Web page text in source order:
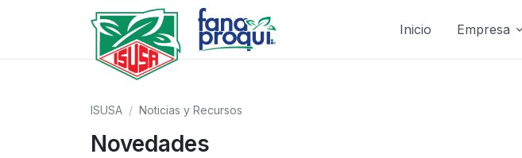
Inicio Empresa
ISUSA Noticias y Recursos
Novedades